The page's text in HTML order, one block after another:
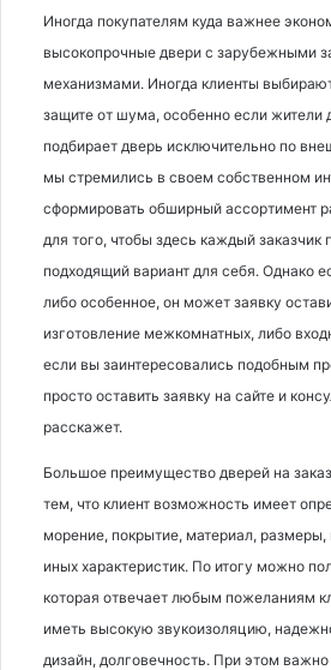
Иногда покупателям куда важнее
высокопрочные двери с зарубежными
механизмами. Иногда клиенты
защите от шума, особенно если
подбирает дверь исключительно по
мы стремились в своем собственном
сформировать обширный ассортимент
для того, чтобы здесь каждый заказчик
подходящий вариант для себя. Однако
либо особенное, он может заявку
изготовление межкомнатных, либо
если вы заинтересовались подобным
просто оставить заявку на сайте и
расскажет.
Большое преимущество дверей на
тем, что клиент возможность имеет
морение, покрытие, материал,
иных характеристик. По итогу можно
которая отвечает любым пожеланиям
иметь высокую звукоизоляцию,
дизайн, долговечность. При этом